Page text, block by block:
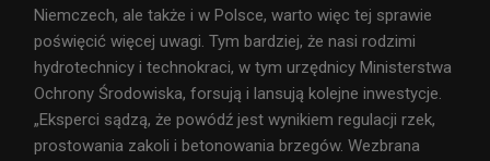
Niemczech, ale także i w Polsce, warto więc tej sprawie
poświęcić więcej uwagi. Tym bardziej, że nasi rodzimi
hydrotechnicy i technokraci, w tym urzędnicy Ministerstwa
Ochrony Środowiska, forsują i lansują kolejne inwestycje.
„Eksperci sądzą, że powódź jest wynikiem regulacji rzek,
prostowania zakoli i betonowania brzegów. Wezbrana